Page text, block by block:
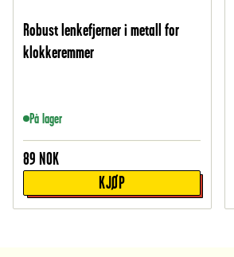
Robust lenkefjerner i metall for
klokkeremmer
På lager
89 NOK
KJØP